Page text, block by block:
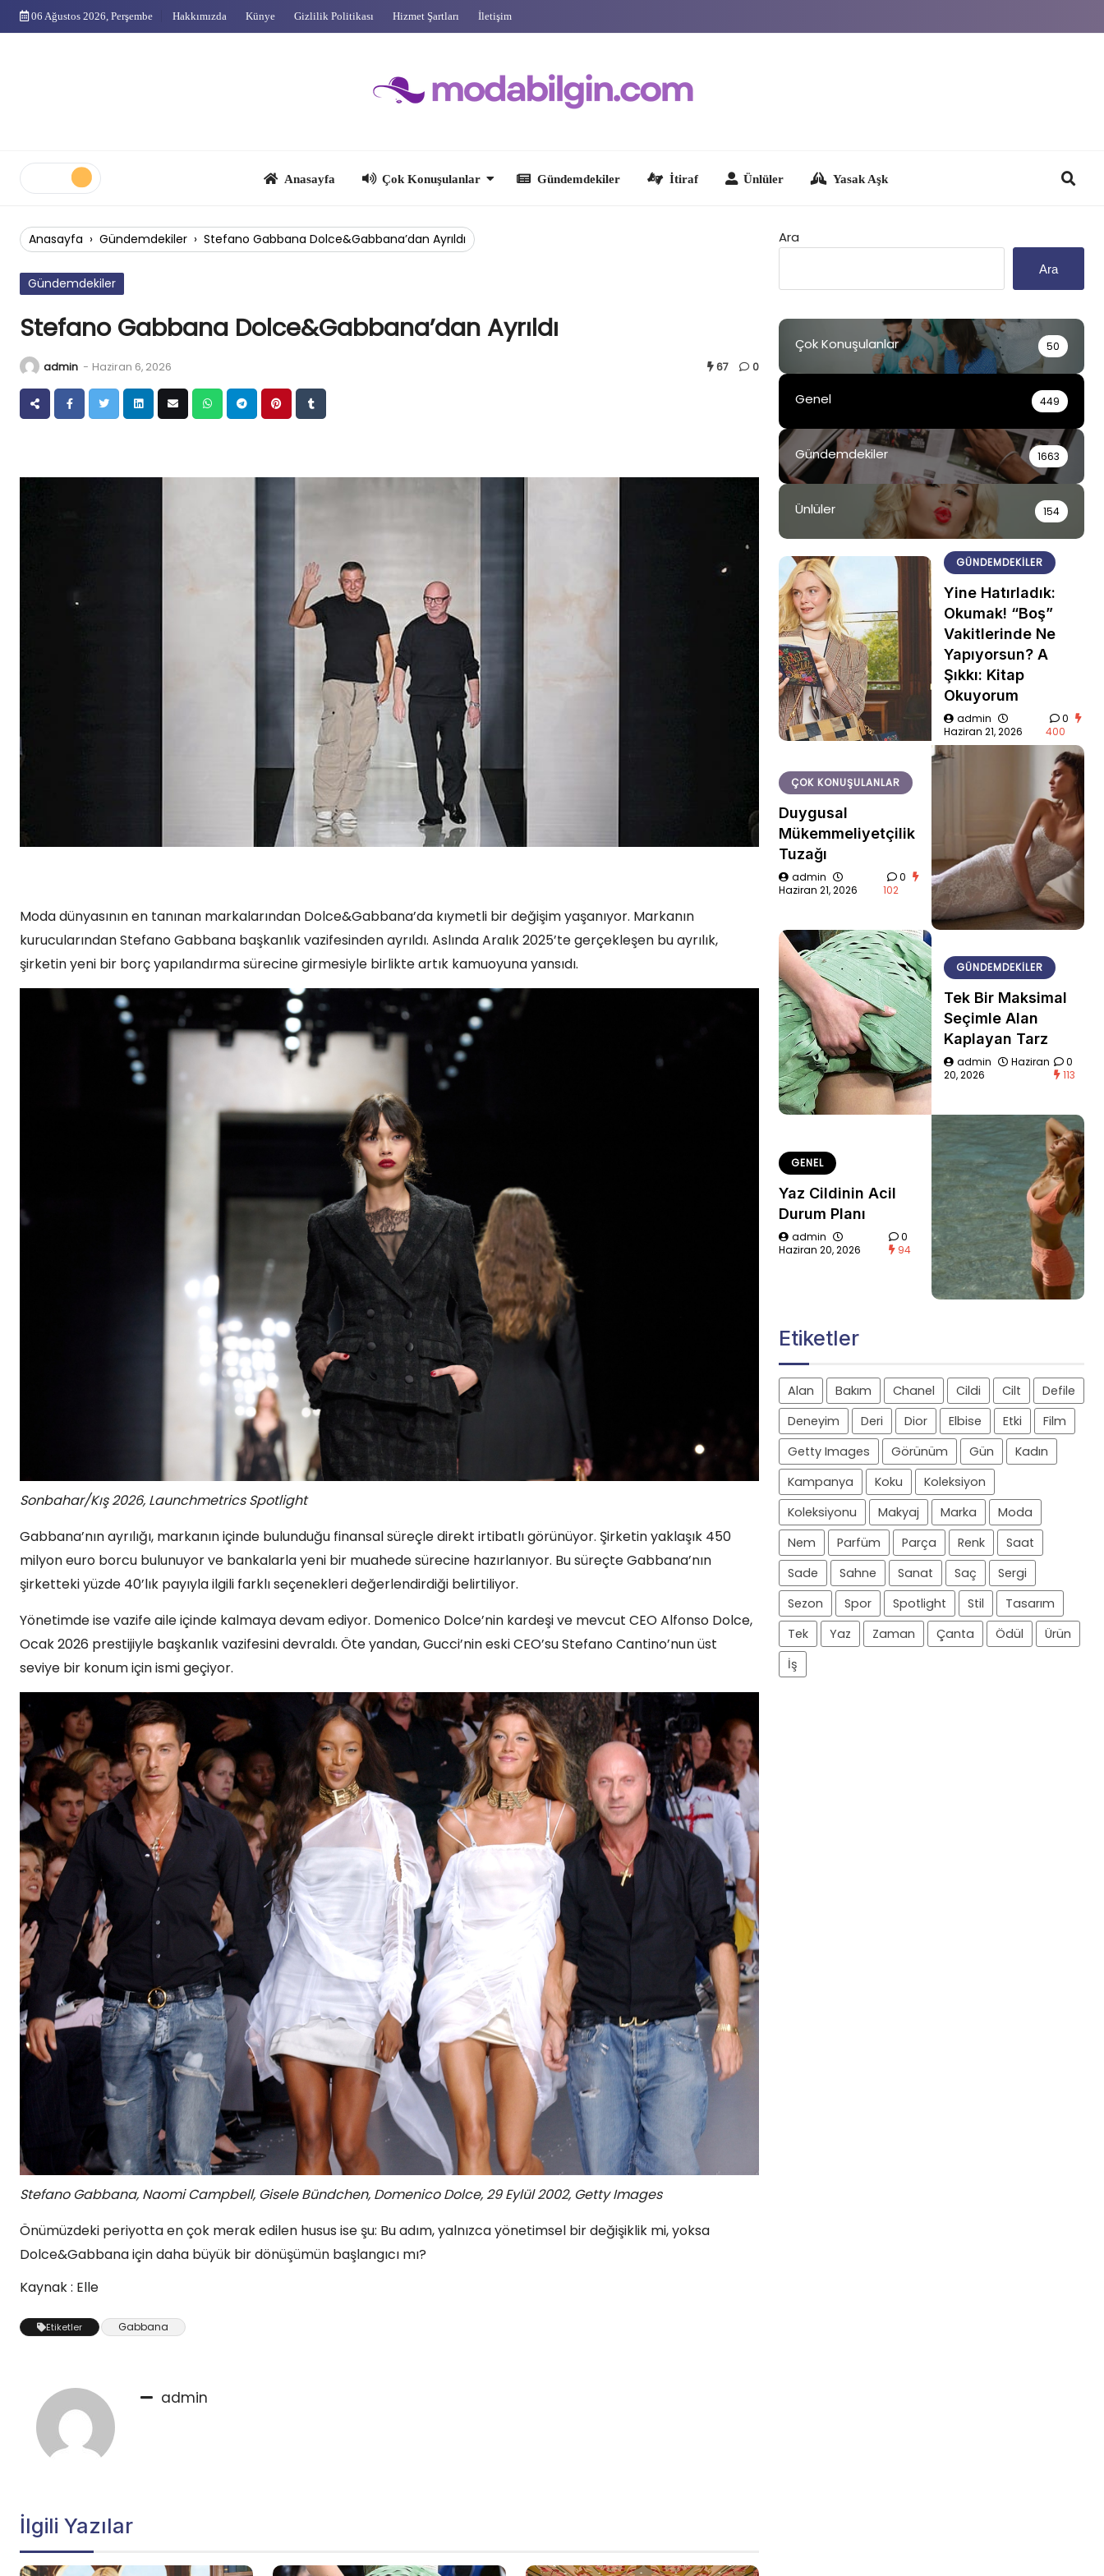
Skip
06 Ağustos 2026, Perşembe Hakkımızda Künye Gizlilik Politikası Hizmet Şartları İletişim
Anasayfa › Gündemdekiler › Stefano Gabbana Dolce&Gabbana’dan Ayrıldı
Gündemdekiler
Stefano Gabbana Dolce&Gabbana’dan Ayrıldı
admin - Haziran 6, 2026 67 0
Moda dünyasının en tanınan markalarından Dolce&Gabbana’da kıymetli bir değişim yaşanıyor. Markanın
kurucularından Stefano Gabbana başkanlık vazifesinden ayrıldı. Aslında Aralık 2025’te gerçekleşen bu ayrılık,
şirketin yeni bir borç yapılandırma sürecine girmesiyle birlikte artık kamuoyuna yansıdı.
Sonbahar/Kış 2026, Launchmetrics Spotlight
Gabbana’nın ayrılığı, markanın içinde bulunduğu finansal süreçle direkt irtibatlı görünüyor. Şirketin yaklaşık 450
milyon euro borcu bulunuyor ve bankalarla yeni bir muahede sürecine hazırlanıyor. Bu süreçte Gabbana’nın
şirketteki yüzde 40’lık payıyla ilgili farklı seçenekleri değerlendirdiği belirtiliyor.
Yönetimde ise vazife aile içinde kalmaya devam ediyor. Domenico Dolce’nin kardeşi ve mevcut CEO Alfonso Dolce,
Ocak 2026 prestijiyle başkanlık vazifesini devraldı. Öte yandan, Gucci’nin eski CEO’su Stefano Cantino’nun üst
seviye bir konum için ismi geçiyor.
Stefano Gabbana, Naomi Campbell, Gisele Bündchen, Domenico Dolce, 29 Eylül 2002, Getty Images
Önümüzdeki periyotta en çok merak edilen husus ise şu: Bu adım, yalnızca yönetimsel bir değişiklik mi, yoksa
Dolce&Gabbana için daha büyük bir dönüşümün başlangıcı mı?
Kaynak : Elle
Etiketler Gabbana
admin
İlgili Yazılar
Ara
Ara
Çok Konuşulanlar 50
Genel 449
Gündemdekiler 1663
Ünlüler 154
GÜNDEMDEKILER
Yine Hatırladık:
Okumak! “Boş”
Vakitlerinde Ne
Yapıyorsun? A
Şıkkı: Kitap
Okuyorum
admin
Haziran 21, 2026
0
400
ÇOK KONUŞULANLAR
Duygusal
Mükemmeliyetçilik
Tuzağı
admin
Haziran 21, 2026
0
102
GÜNDEMDEKILER
Tek Bir Maksimal
Seçimle Alan
Kaplayan Tarz
admin
Haziran
20, 2026
0
113
GENEL
Yaz Cildinin Acil
Durum Planı
admin
Haziran 20, 2026
0
94
Etiketler
Alan Bakım Chanel Cildi Cilt
Defile
Deneyim
Deri Dior Elbise Etki
Film
Getty Images
Görünüm Gün
Kadın
Kampanya
Koku
Koleksiyon
Koleksiyonu
Makyaj Marka
Moda
Nem
Parfüm Parça Renk
Saat
Sade
Sahne Sanat Saç
Sergi
Sezon
Spor Spotlight Stil
Tasarım
Tek
Yaz Zaman Çanta Ödül
Ürün
İş